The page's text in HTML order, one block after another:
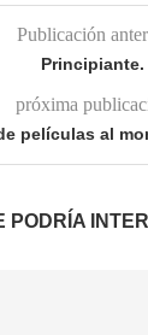
Publicación
Principiante.
próxima
películas al
PODRÍA